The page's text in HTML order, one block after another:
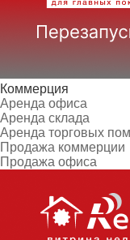
Коммерция
Аренда офиса
Аренда склада
Аренда торговых
Продажа коммерции
Продажа офиса